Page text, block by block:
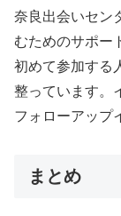
奈良出会いセン
むためのサポー
初めて参加する
整っています。
フォローアップ
まとめ